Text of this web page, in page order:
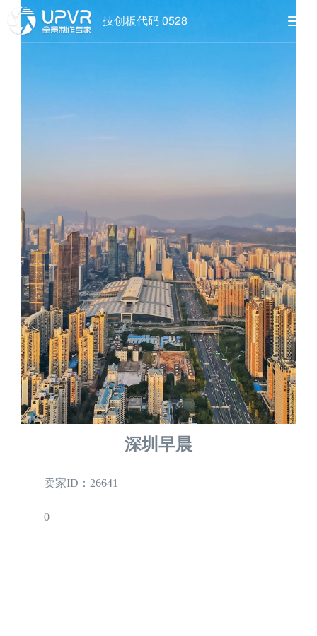
技创板代码 0528
深圳早晨
卖家ID：26641
0